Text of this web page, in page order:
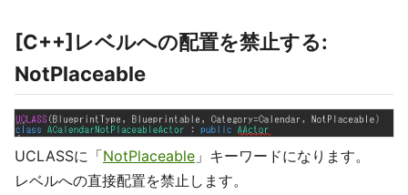
[C++]レベルへの配置を禁止する:
NotPlaceable
UCLASSに「NotPlaceable 」キーワードになります。
レベルへの直接配置を禁止します。